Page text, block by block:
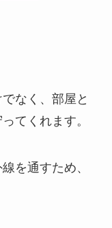
なく、部屋と
てくれます。
を通すため、